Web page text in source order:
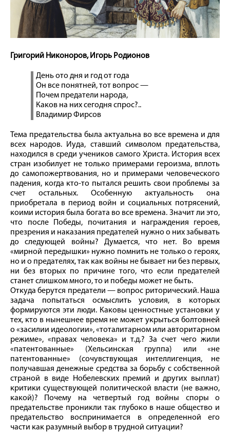
Григорий Никоноров, Игорь Родионов
День ото дня и год от года
Он все понятней, тот вопрос —
Почем предатели народа,
Каков на них сегодня спрос?..
Владимир Фирсов
Тема предательства была актуальна во все времена и для
всех народов. Иуда, ставший символом предательства,
находился в среди учеников самого Христа. История всех
стран изобилует не только примерами героизма, вплоть
до самопожертвования, но и примерами человеческого
падения, когда кто‑то пытался решить свои проблемы за
счет остальных. Особенную актуальность она
приобретала в период вой­н и социальных потрясений,
коими история была богата во все времена. Значит ли это,
что после Победы, почитания и награждения героев,
презрения и наказания предателей нужно о них забывать
до следующей вой­ны? Думается, что нет. Во время
«мирной передышки» нужно помнить не только о героях,
но и о предателях, так как вой­ны не бывает ни без первых,
ни без вторых по причине того, что если предателей
станет слишком много, то и победы может не быть.
Откуда берутся предатели — вопрос риторический. Наша
задача попытаться осмыслить условия, в которых
формируются эти люди. Каковы ценностные установки у
тех, кто в нынешнее время не может укрыться болтовней
о «засилии идеологии», «тоталитарном или авторитарном
режиме», «правах человека» и т. д.? За счет чего жили
«патентованные» (Хельсинская группа) или «не
патентованные» (сочувствующая интеллигенция, не
получавшая денежные средства за борьбу с собственной
страной в виде Нобелевских премий и других выплат)
критики существующей политической власти (не важно,
какой)? Почему на четвертый год вой­ны споры о
предательстве проникли так глубоко в наше общество и
предательство воспринимается в определенной его
части как разумный выбор в трудной ситуации?